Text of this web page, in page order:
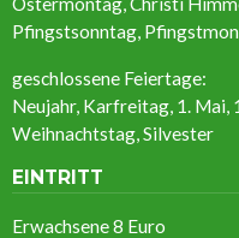
Pfingstsonntag,
geschlossene Feiertage:
Neujahr, Karfreitag, 1. Mai,
Weihnachtstag, Silvester
EINTRITT
Erwachsene 8 Euro